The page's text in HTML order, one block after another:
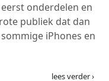
onderdelen en
publiek dat dan
iPhones en
lees verder ›